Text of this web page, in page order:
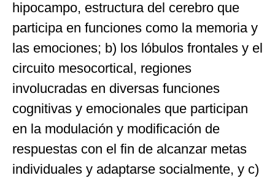
hipocampo, estructura del cerebro que
participa en funciones como la memoria y
las emociones; b) los lóbulos frontales y el
circuito mesocortical, regiones
involucradas en diversas funciones
cognitivas y emocionales que participan
en la modulación y modificación de
respuestas con el fin de alcanzar metas
individuales y adaptarse socialmente, y c)